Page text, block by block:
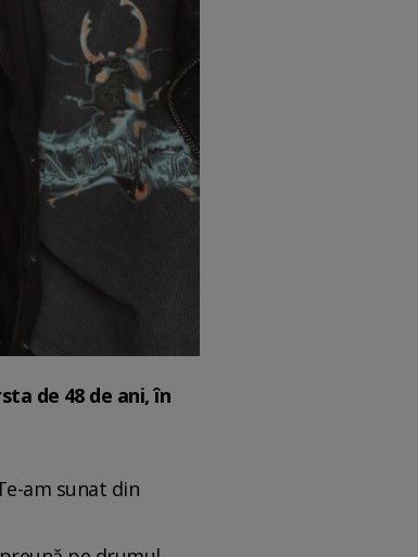
de 48 de ani, în
am sunat din